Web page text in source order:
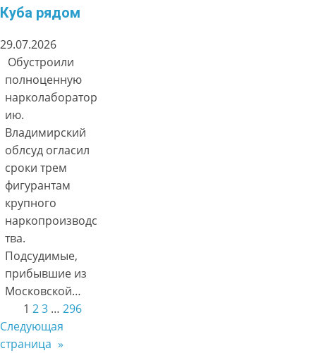
Куба рядом
29.07.2026
Обустроили
полноценную
нарколаборатор
ию.
Владимирский
облсуд огласил
сроки трем
фигурантам
крупного
наркопроизводс
тва.
Подсудимые,
прибывшие из
Московской…
1 23 … 296
Следующая
страница »